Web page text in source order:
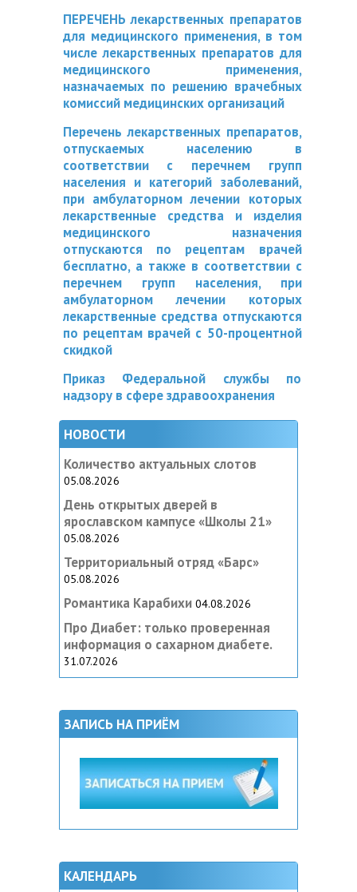
ПЕРЕЧЕНЬ лекарственных препаратов
для медицинского применения, в том
числе лекарственных препаратов для
медицинского применения,
назначаемых по решению врачебных
комиссий медицинских организаций
Перечень лекарственных препаратов,
отпускаемых населению в
соответствии с перечнем групп
населения и категорий заболеваний,
при амбулаторном лечении которых
лекарственные средства и изделия
медицинского назначения
отпускаются по рецептам врачей
бесплатно, а также в соответствии с
перечнем групп населения, при
амбулаторном лечении которых
лекарственные средства отпускаются
по рецептам врачей с 50-процентной
скидкой
Приказ Федеральной службы по
надзору в сфере здравоохранения
НОВОСТИ
Количество актуальных слотов
05.08.2026
День открытых дверей в
ярославском кампусе «‎Школы 21»
05.08.2026
Территориальный отряд «Барс»
05.08.2026
Романтика Карабихи 04.08.2026
Про Диабет: только проверенная
информация о сахарном диабете.
31.07.2026
ЗАПИСЬ НА ПРИЁМ
КАЛЕНДАРЬ